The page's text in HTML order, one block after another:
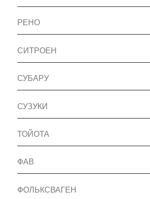
РЕНО
СИТРОЕН
СУБАРУ
СУЗУКИ
ТОЙОТА
ФАВ
ФОЛЬКСВАГЕН